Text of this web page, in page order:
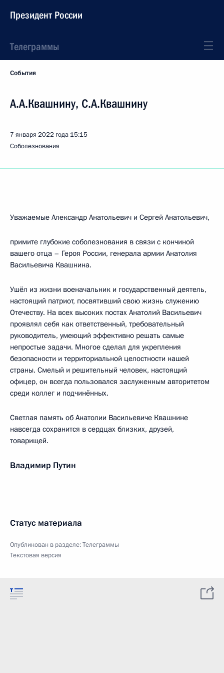
Президент России
Телеграммы
События
А.А.Квашнину, С.А.Квашнину
7 января 2022 года 15:15
Соболезнования
Уважаемые Александр Анатольевич и Сергей Анатольевич,
примите глубокие соболезнования в связи с кончиной
вашего отца – Героя России, генерала армии Анатолия
Васильевича Квашнина.
Ушёл из жизни военачальник и государственный деятель,
настоящий патриот, посвятивший свою жизнь служению
Отечеству. На всех высоких постах Анатолий Васильевич
проявлял себя как ответственный, требовательный
руководитель, умеющий эффективно решать самые
непростые задачи. Многое сделал для укрепления
безопасности и территориальной целостности нашей
страны. Смелый и решительный человек, настоящий
офицер, он всегда пользовался заслуженным авторитетом
среди коллег и подчинённых.
Светлая память об Анатолии Васильевиче Квашнине
навсегда сохранится в сердцах близких, друзей,
товарищей.
Владимир Путин
Статус материала
Опубликован в разделе:Телеграммы
Текстовая версия